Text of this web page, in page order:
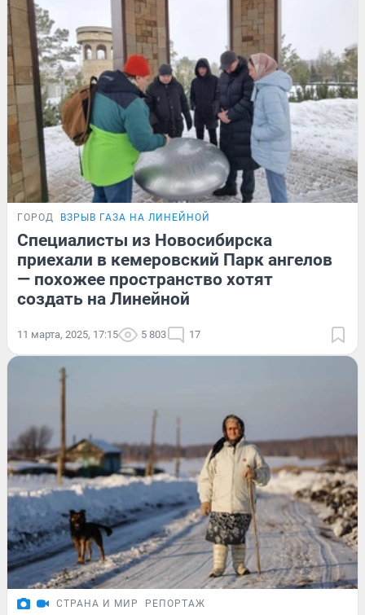
ГОРОД ВЗРЫВ ГАЗА НА ЛИНЕЙНОЙ
Специалисты из Новосибирска
приехали в кемеровский Парк ангелов
— похожее пространство хотят
создать на Линейной
11 марта, 2025, 17:15 5 803 17
СТРАНА И МИР РЕПОРТАЖ